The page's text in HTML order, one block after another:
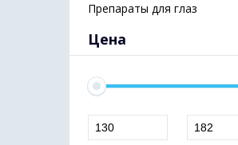
Препараты для глаз
Цена